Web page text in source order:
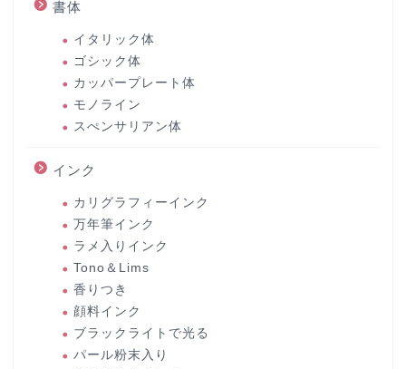
書体
イタリック体
ゴシック体
カッパープレート体
モノライン
スぺンサリアン体
インク
カリグラフィーインク
万年筆インク
ラメ入りインク
Tono＆Lims
香りつき
顔料インク
ブラックライトで光る
パール粉末入り